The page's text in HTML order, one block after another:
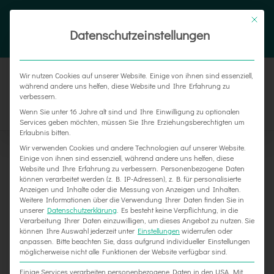
Zum
FacebookInstagram
Xing
Neue KFZ-Beschriftungen für ABRAX
Datenschutzeinstellungen
Wir nutzen Cookies auf unserer Website. Einige von ihnen sind essenziell,
während andere uns helfen, diese Website und Ihre Erfahrung zu
verbessern.
Wenn Sie unter 16 Jahre alt sind und Ihre Einwilligung zu optionalen
Services geben möchten, müssen Sie Ihre Erziehungsberechtigten um
Erlaubnis bitten.
Wir verwenden Cookies und andere Technologien auf unserer Website.
Einige von ihnen sind essenziell, während andere uns helfen, diese
Website und Ihre Erfahrung zu verbessern. Personenbezogene Daten
können verarbeitet werden (z. B. IP-Adressen), z. B. für personalisierte
Anzeigen und Inhalte oder die Messung von Anzeigen und Inhalten.
Weitere Informationen über die Verwendung Ihrer Daten finden Sie in
unserer Datenschutzerklärung Es besteht keine Verpflichtung, in die
Verarbeitung Ihrer Daten einzuwilligen, um dieses Angebot zu nutzen. Sie
können Ihre Auswahl jederzeit unter Einstellungen widerrufen oder
anpassen. Bitte beachten Sie, dass aufgrund individueller Einstellungen
möglicherweise nicht alle Funktionen der Website verfügbar sind.
Einige Services verarbeiten personenbezogene Daten in den USA. Mit